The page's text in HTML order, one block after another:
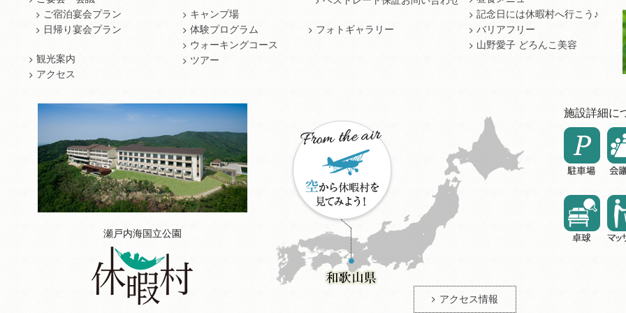
ご宿泊宴会プラン
日帰り宴会プラン
観光案内
アクセス
キャンプ場
体験プログラム
ウォーキングコース
ツアー
フォトギャラリー
記念日には休暇村へ行こう♪
バリアフリー
山野愛子 どろんこ美容
瀬戸内海国立公園
アクセス情報
施設詳細に